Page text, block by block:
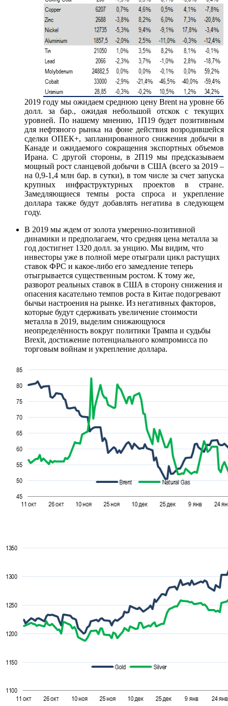
2019 году мы ожидаем среднюю цену Brent на уровне 66
долл. за бар., ожидая небольшой отскок с текущих
уровней. По нашему мнению, 1П19 будет позитивным
для нефтяного рынка на фоне действия возродившейся
сделки ОПЕК+, запланированного снижения добычи в
Канаде и ожидаемого сокращения экспортных объемов
Ирана. С другой стороны, в 2П19 мы предсказываем
мощный рост сланцевой добычи в США (всего за 2019 –
на 0,9-1,4 млн бар. в сутки), в том числе за счет запуска
крупных инфраструктурных проектов в стране.
Замедляющиеся темпы роста спроса и укрепление
доллара также будут добавлять негатива в следующем
году.
В 2019 мы ждем от золота умеренно-позитивной
динамики и предполагаем, что средняя цена металла за
год достигнет 1320 долл. за унцию. Мы видим, что
инвесторы уже в полной мере отыграли цикл растущих
ставок ФРС и какое-либо его замедление теперь
отыгрывается существенным ростом. К тому же,
разворот реальных ставок в США в сторону снижения и
опасения касательно темпов роста в Китае подогревают
бычьи настроения на рынке. Из негативных факторов,
которые будут сдерживать увеличение стоимости
металла в 2019, выделим снижающуюся
неопределённость вокруг политики Трампа и судьбы
Brexit, достижение потенциального компромисса по
торговым войнам и укрепление доллара.